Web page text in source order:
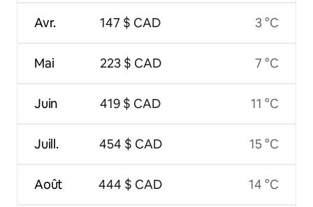
Avr.
Mai
Juin
Juill.
Août
147 $ CAD
223 $ CAD
419 $ CAD
454 $ CAD
444 $ CAD
3 °C
7 °C
11 °C
15 °C
14 °C